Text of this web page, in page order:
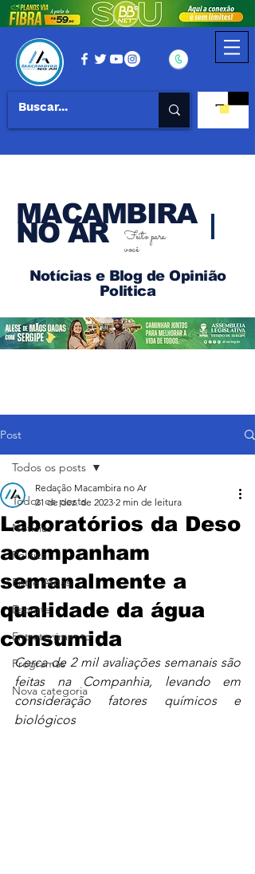
MACAMBIRA
NO AR
Feito para
você
Notícias e Blog de Opinião
Politica
Post
Todos os posts
Notícias
Política
Entre Aspas
Esporte
Entretenimento
Programas
Nova categoria
Todos os posts
Laboratórios da Deso
acompanham
semanalmente a
qualidade da água
consumida
Redação Macambira no Ar
21 de dez. de 2023 2 min de leitura
Cerca de 2 mil avaliações semanais são
feitas na Companhia, levando em
consideração fatores químicos e
biológicos